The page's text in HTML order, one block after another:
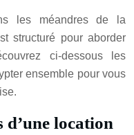
les méandres de la
structuré pour aborder
ci-dessous les
ensemble pour vous
d’une location